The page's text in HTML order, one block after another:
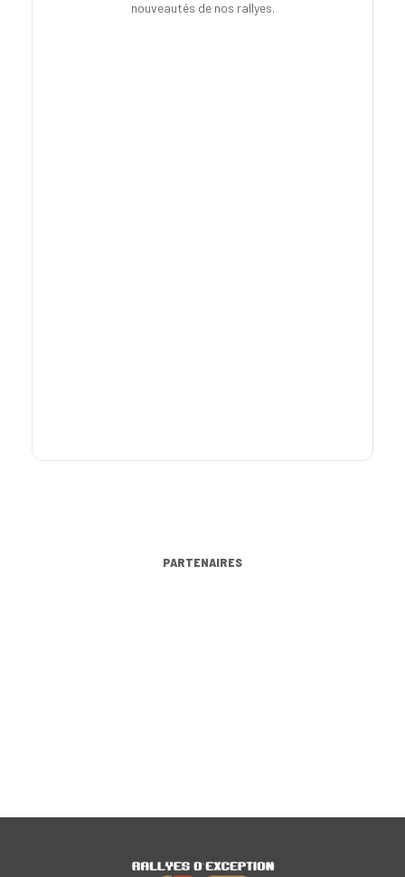
nouveautés de nos rallyes.
PARTENAIRES